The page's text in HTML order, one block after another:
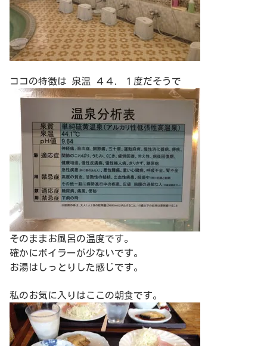
ココの特徴は 泉温 ４４．１度だそうで
そのままお風呂の温度です。
確かにボイラーが少ないです。
お湯はしっとりした感じです。
私のお気に入りはここの朝食です。